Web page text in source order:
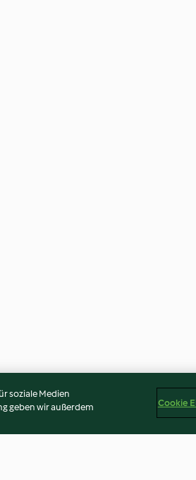
soziale Medien
geben wir außerdem
Cookie